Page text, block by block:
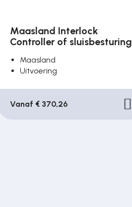
Maasland Interlock
Controller of sluisbesturing
Maasland
Uitvoering
Vanaf € 370,26